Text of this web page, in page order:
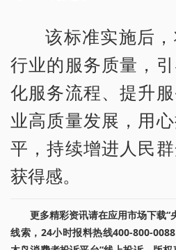
该标准实施后
行业的服务质量，
化服务流程、提升
业高质量发展，用
平，持续增进人民
获得感。
更多精彩资讯请在应用市场下载“
线索，24小时报料热线400-800-